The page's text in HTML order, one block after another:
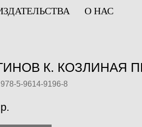
О НАС
К. КОЗЛИНАЯ
978-5-9614-9196-8
р.